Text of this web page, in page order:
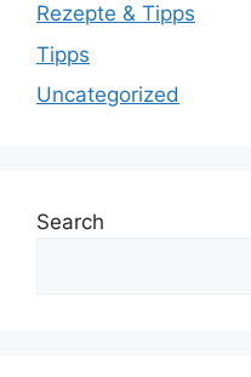
Rezepte & Tipps
Tipps
Uncategorized
Search